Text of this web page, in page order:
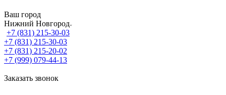
Ваш город
Нижний Новгород
+7 (831) 215-30-03
+7 (831) 215-30-03
+7 (831) 215-20-02
+7 (999) 079-44-13
Заказать звонок